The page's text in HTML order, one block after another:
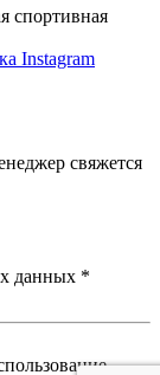
спортивная
свяжется
данных *